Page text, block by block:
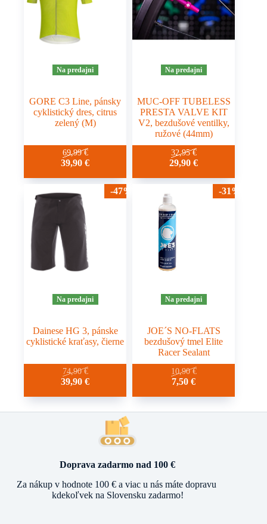
stránke
produktu.
Na predajni
GORE C3 Line, pánsky
cyklistický dres, citrus
zelený (M)
69,99€
39,90€
Na predajni
MUC-OFF TUBELESS
PRESTA VALVE KIT
V2, bezdušové ventilky,
ružové (44mm)
32,95€
29,90€
-47%
Na predajni
Dainese HG 3, pánske
cyklistické kraťasy, čierne
74,90€
Pôvodná
74,90 €.
39,90€Aktuálna
39,90 €.
variantov.
stránke
produktu.
-31%
Na predajni
JOE´S NO-FLATS
bezdušový tmel Elite
Racer Sealant
10,90€
Pôvodná
10,90 €.
7,50€Aktuálna
7,50 €.
variantov.
Možnosti
si
môžete
na
stránke
produktu.
Doprava zadarmo nad 100 €
Za nákup v hodnote 100 € a viac u nás máte dopravu
kdekoľvek na Slovensku zadarmo!